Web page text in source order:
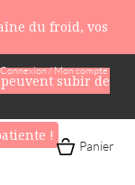
du froid, vos
peuvent subir de
!
Connexion / Mon compte
Panier